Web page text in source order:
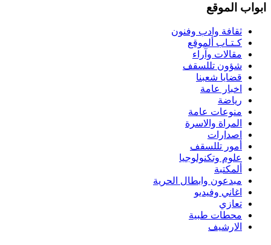
ابواب الموقع
ثقافة وادب وفنون
كـتـاب ألموقع
مقالات وآراء
شؤون تللسقف
قضايا شعبنا
اخبار عامة
رياضة
منوعات عامة
المراة والاسرة
اصدارات
أمور تللسقف
علوم وتكنولوجيا
ألمكتبة
مبدعون وابطال الحرية
اغاني وفيديو
تعازي
محطات طبية
الارشيف